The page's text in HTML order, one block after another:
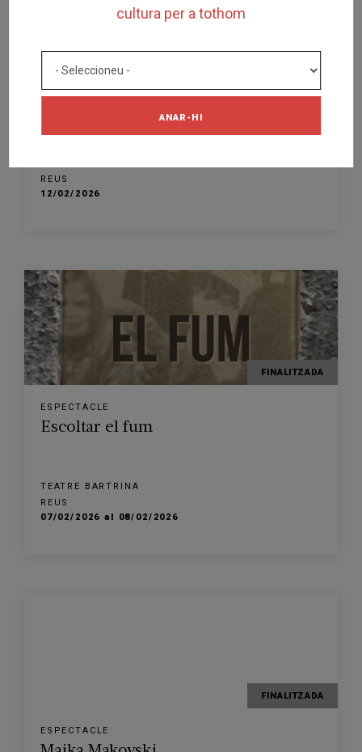
cultura per a tothom
ANAR-HI
FINALITZADA
REUS
12/02/2026
FINALITZADA
ESPECTACLE
Escoltar el fum
TEATRE BARTRINA
REUS
07/02/2026 al 08/02/2026
FINALITZADA
ESPECTACLE